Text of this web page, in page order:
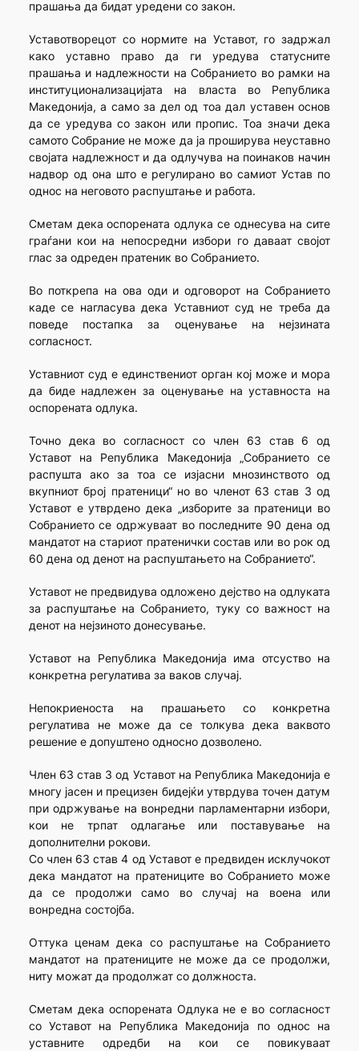
прашања да бидат уредени со закон.
Уставотворецот со нормите на Уставот, го задржал
како уставно право да ги уредува статусните
прашања и надлежности на Собранието во рамки на
институционализацијата на власта во Република
Македонија, а само за дел од тоа дал уставен основ
да се уредува со закон или пропис. Тоа значи дека
самото Собрание не може да ја проширува неуставно
својата надлежност и да одлучува на поинаков начин
надвор од она што е регулирано во самиот Устав по
однос на неговото распуштање и работа.
Сметам дека оспорената одлука се однесува на сите
граѓани кои на непосредни избори го даваат својот
глас за одреден пратеник во Собранието.
Во поткрепа на ова оди и одговорот на Собранието
каде се нагласува дека Уставниот суд не треба да
поведе постапка за оценување на нејзината
согласност.
Уставниот суд е единствениот орган кој може и мора
да биде надлежен за оценување на уставноста на
оспорената одлука.
Точно дека во согласност со член 63 став 6 од
Уставот на Република Македонија „Собранието се
распушта ако за тоа се изјасни мнозинството од
вкупниот број пратеници“ но во членот 63 став 3 од
Уставот е утврдено дека „изборите за пратеници во
Собранието се одржуваат во последните 90 дена од
мандатот на стариот пратенички состав или во рок од
60 дена од денот на распуштањето на Собранието“.
Уставот не предвидува одложено дејство на одлуката
за распуштање на Собранието, туку со важност на
денот на нејзиното донесување.
Уставот на Република Македонија има отсуство на
конкретна регулатива за ваков случај.
Непокриеноста на прашањето со конкретна
регулатива не може да се толкува дека ваквото
решение е допуштено односно дозволено.
Член 63 став 3 од Уставот на Република Македонија е
многу јасен и прецизен бидејќи утврдува точен датум
при одржување на вонредни парламентарни избори,
кои не трпат одлагање или поставување на
дополнителни рокови.
Со член 63 став 4 од Уставот е предвиден исклучокот
дека мандатот на пратениците во Собранието може
да се продолжи само во случај на воена или
вонредна состојба.
Оттука ценам дека со распуштање на Собранието
мандатот на пратениците не може да се продолжи,
ниту можат да продолжат со должноста.
Сметам дека оспорената Одлука не е во согласност
со Уставот на Република Македонија по однос на
уставните одредби на кои се повикуваат